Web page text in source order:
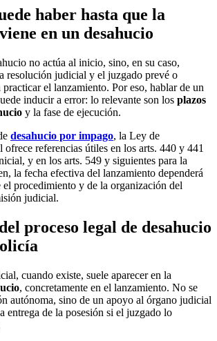
haber hasta que la
en un desahucio
no actúa al inicio, sino, en su caso,
resolución judicial y el juzgado prevé o
el lanzamiento. Por eso, hablar de un
inducir a error: lo relevante son los plazos
y la fase de ejecución.
desahucio por impago, la Ley de
referencias útiles en los arts. 440 y 441
y en los arts. 549 y siguientes para la
la fecha efectiva del lanzamiento dependerá
procedimiento y de la organización del
judicial.
proceso legal de desahucio
cuando existe, suele aparecer en la
, concretamente en el lanzamiento. No se
autónoma, sino de un apoyo al órgano judicial
entrega de la posesión si el juzgado lo